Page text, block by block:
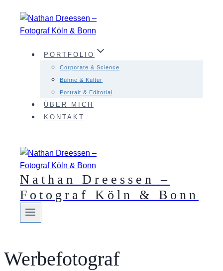
Inhalt
springen
PORTFOLIO
Corporate & Science
Bühne & Kultur
Portrait & Editorial
ÜBER MICH
KONTAKT
Nathan Dreessen –
Fotograf Köln & Bonn
Werbefotograf